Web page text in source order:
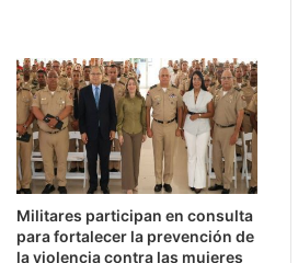
Militares participan en consulta
para fortalecer la prevención de
la violencia contra las mujeres